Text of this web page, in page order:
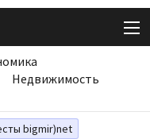
Недвижимость
bigmir)net